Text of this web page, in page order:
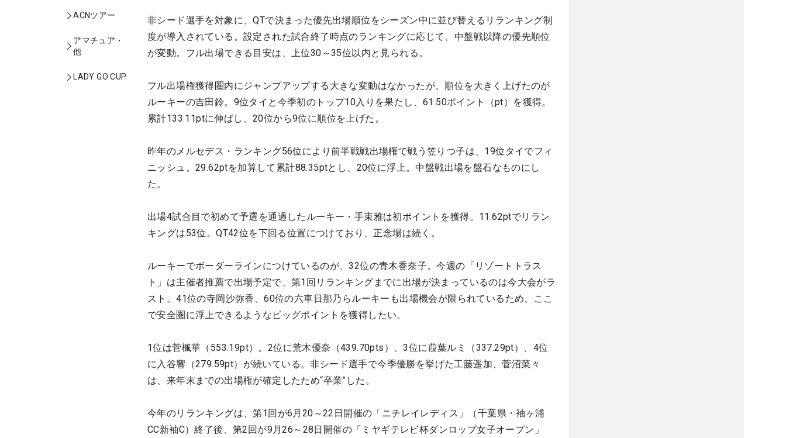
ACNツアー
アマチュア・
他
LADY GO CUP
非シード選手を対象に、QTで決まった優先出場順位をシーズン中に並び替えるリランキング制
度が導入されている。設定された試合終了時点のランキングに応じて、中盤戦以降の優先順位
が変動。フル出場できる目安は、上位30～35位以内と見られる。
フル出場権獲得圏内にジャンプアップする大きな変動はなかったが、順位を大きく上げたのが
ルーキーの吉田鈴。9位タイと今季初のトップ10入りを果たし、61.50ポイント（pt）を獲得。
累計133.11ptに伸ばし、20位から9位に順位を上げた。
昨年のメルセデス・ランキング56位により前半戦戦出場権で戦う笠りつ子は、19位タイでフィ
ニッシュ。29.62ptを加算して累計88.35ptとし、20位に浮上。中盤戦出場を盤石なものにし
た。
出場4試合目で初めて予選を通過したルーキー・手束雅は初ポイントを獲得。11.62ptでリラン
キングは53位。QT42位を下回る位置につけており、正念場は続く。
ルーキーでボーダーラインにつけているのが、32位の青木香奈子。今週の「リゾートトラス
ト」は主催者推薦で出場予定で、第1回リランキングまでに出場が決まっているのは今大会がラ
スト。41位の寺岡沙弥香、60位の六車日那乃らルーキーも出場機会が限られているため、ここ
で安全圏に浮上できるようなビッグポイントを獲得したい。
1位は菅楓華（553.19pt）。2位に荒木優奈（439.70pts）、3位に葭葉ルミ（337.29pt）、4位
に入谷響（279.59pt）が続いている。非シード選手で今季優勝を挙げた工藤遥加、菅沼菜々
は、来年末までの出場権が確定したため“卒業”した。
今年のリランキングは、第1回が6月20～22日開催の「ニチレイレディス」（千葉県・袖ヶ浦
CC新袖C）終了後、第2回が9月26～28日開催の「ミヤギテレビ杯ダンロップ女子オープン」